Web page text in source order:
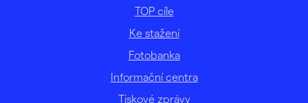
TOP cíle
Ke stažení
Fotobanka
Informační centra
Tiskové zprávy